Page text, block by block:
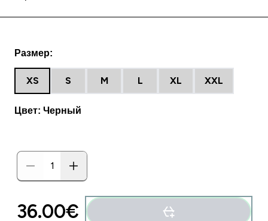
Размер:
XS S M L XL XXL
Цвет: Черный
36.00€‎